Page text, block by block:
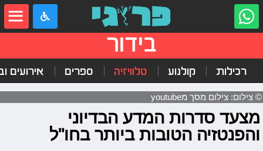
בידור
רכילות קולנוע טלוויזיה ספרים אירועים
© צילום: צילום מסך מyoutube
מצעד סדרות המדע הבדיוני
והפנטזיה הטובות ביותר בחו"ל